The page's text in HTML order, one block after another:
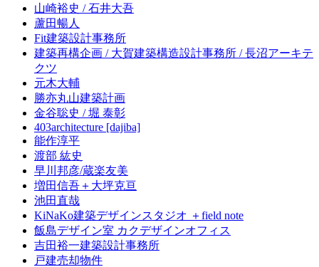
山崎裕史 / 石井大吾
蘆田暢人
Fit建築設計事務所
建築再構企画 / 大賀建築構造設計事務所 / 長沼アーキテ
クツ
元木大輔
勝亦丸山建築計画
金谷聡史 / 堀 泰彰
403architecture [dajiba]
能作淳平
渡部 紘史
早川邦彦/蔵楽友美
増田信吾＋大坪克亘
池田直哉
KiNaKo建築デザインスタジオ ＋field note
飯島デザイン室 カクデザインオフィス
吉田裕一建築設計事務所
戸建売却物件